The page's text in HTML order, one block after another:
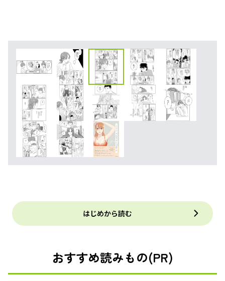
はじめから読む
おすすめ読みもの(PR)